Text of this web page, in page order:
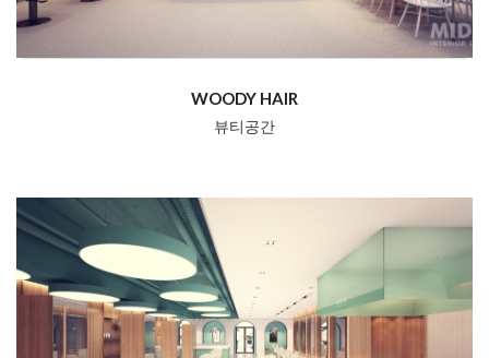
WOODY HAIR
뷰티공간